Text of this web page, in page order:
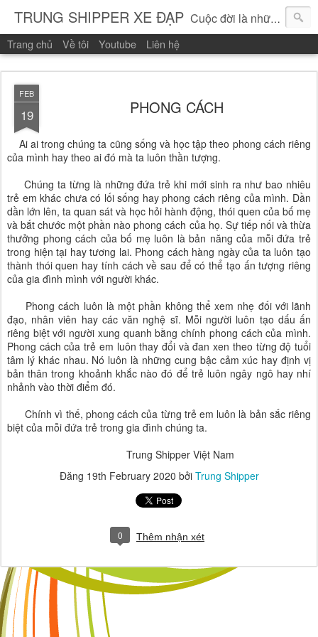
TRUNG SHIPPER XE ĐẠP Cuộc đời là những vòng quay!
Trang chủ Về tôi Youtube Liên hệ
FEB
19 PHONG CÁCH
Ai ai trong chúng ta cũng sống và học tập theo phong cách riêng
của mình hay theo ai đó mà ta luôn thần tượng.
Chúng ta từng là những đứa trẻ khi mới sinh ra như bao nhiêu
trẻ em khác chưa có lối sống hay phong cách riêng của mình. Dần
dần lớn lên, ta quan sát và học hỏi hành động, thói quen của bố mẹ
và bắt chước một phần nào phong cách của họ. Sự tiếp nối và thừa
thưởng phong cách của bố mẹ luôn là bản năng của mỗi đứa trẻ
trong hiện tại hay tương lai. Phong cách hàng ngày của ta luôn tạo
thành thói quen hay tính cách về sau để có thể tạo ấn tượng riêng
của gia đình mình với người khác.
Phong cách luôn là một phần không thể xem nhẹ đối với lãnh
đạo, nhân viên hay các văn nghệ sĩ. Mỗi người luôn tạo dấu ấn
riêng biệt với người xung quanh bằng chính phong cách của mình.
Phong cách của trẻ em luôn thay đổi và đan xen theo từng độ tuổi
tâm lý khác nhau. Nó luôn là những cung bậc cảm xúc hay định vị
bản thân trong khoảnh khắc nào đó để trẻ luôn ngây ngô hay nhí
nhảnh vào thời điểm đó.
Chính vì thế, phong cách của từng trẻ em luôn là bản sắc riêng
biệt của mỗi đứa trẻ trong gia đình chúng ta.
Trung Shipper Việt Nam
Đăng 19th February 2020 bởi Trung Shipper
0 Thêm nhận xét